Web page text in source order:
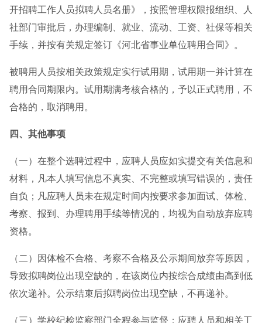
开招聘工作人员拟聘人员名册》，按照管理权限报组织、人
社部门审批后，办理编制、就业、流动、工资、社保等相关
手续，并按有关规定签订《河北省事业单位聘用合同》。
被聘用人员按相关政策规定实行试用期，试用期一并计算在
聘用合同期限内。试用期满考核合格的，予以正式聘用，不
合格的，取消聘用。
四、其他事项
（一）在整个选聘过程中，应聘人员应如实提交有关信息和
材料，凡本人填写信息不真实、不完整或填写错误的，责任
自负；凡应聘人员未在规定时间内按要求参加面试、体检、
考察、报到、办理聘用手续等情况的，均视为自动放弃应聘
资格。
（二）因体检不合格、考察不合格及公示期间放弃等原因，
导致拟聘岗位出现空缺的，在该岗位内按综合成绩由高到低
依次递补。公示结束后拟聘岗位出现空缺，不再递补。
（三）学校纪检监察部门全程参与监督；应聘人员和相关工